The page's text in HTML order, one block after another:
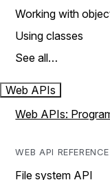
Working with
Using classes
See all…
Web APIs
Web APIs:
WEB API REFERENCE
File system API